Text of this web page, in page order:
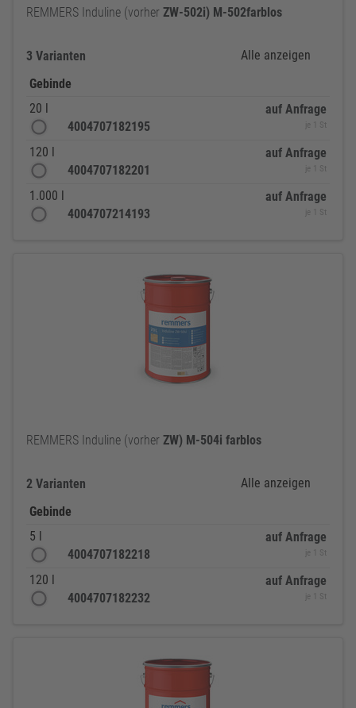
REMMERS Induline (vorher ZW-502i) M-502farblos
3 Varianten
Alle anzeigen
Gebinde
20 l
4004707182195
auf Anfrage
je 1 St
120 l
4004707182201
auf Anfrage
je 1 St
1.000 l
4004707214193
auf Anfrage
je 1 St
REMMERS Induline (vorher ZW) M-504i farblos
2 Varianten
Alle anzeigen
Gebinde
5 l
4004707182218
auf Anfrage
je 1 St
120 l
4004707182232
auf Anfrage
je 1 St